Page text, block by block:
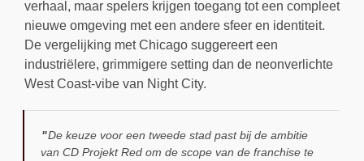
verhaal, maar spelers krijgen toegang tot een compleet
nieuwe omgeving met een andere sfeer en identiteit.
De vergelijking met Chicago suggereert een
industriëlere, grimmigere setting dan de neonverlichte
West Coast-vibe van Night City.
De keuze voor een tweede stad past bij de ambitie
van CD Projekt Red om de scope van de franchise te